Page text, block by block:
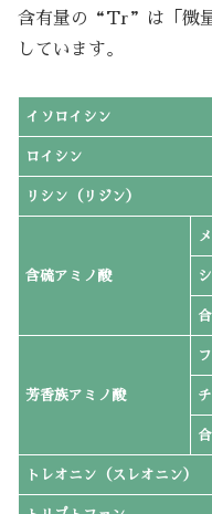
含有量の“Tr”は「微
しています。
イソロイシン
ロイシン
リシン（リジン）
含硫アミノ酸
芳香族アミノ酸
トレオニン（スレオニン）